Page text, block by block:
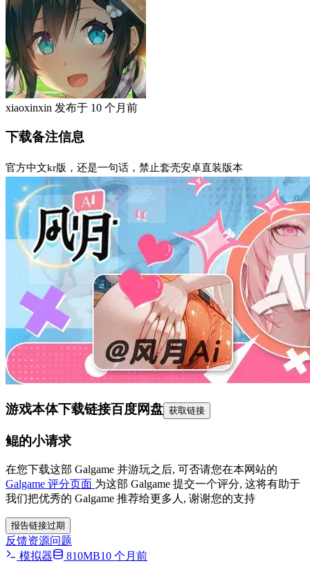
xiaoxinxin 发布于 10 个月前
下载备注信息
官方中文kr版，还是一句话，禁止套壳安卓直装版本
游戏本体下载链接百度网盘 获取链接
鲲的小请求
在您下载这部 Galgame 并游玩之后, 可否请您在本网站的
Galgame 评分页面 为这部 Galgame 提交一个评分, 这将有助于
我们把优秀的 Galgame 推荐给更多人, 谢谢您的支持
报告链接过期
反馈资源问题
模拟器
810MB10 个月前